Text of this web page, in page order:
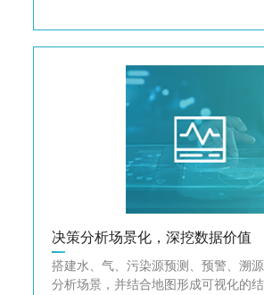
决策分析场景化，深挖数据价值
搭建水、气、污染源预测、预警、溯
分析场景，并结合地图形成可视化的